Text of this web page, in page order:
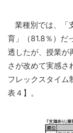
業種別では、「
育」（81.8％）だ
透したが、授業が
さが改めて実感さ
フレックスタイム
表４】。